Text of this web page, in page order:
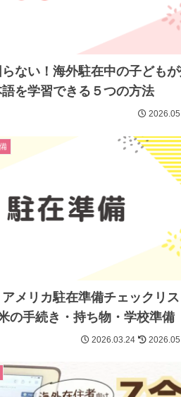
ない！海外駐在中の子ども
を学習できる５つの方法
アメリカ駐在準備チェックリ
の手続き・持ち物・学校準備
2026.03.24